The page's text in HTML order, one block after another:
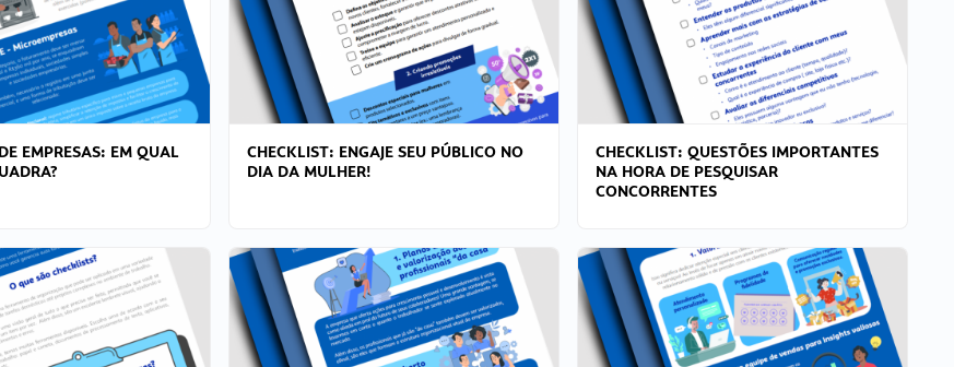
EMPRESAS: EM QUAL
CHECKLIST: ENGAJE SEU PÚBLICO NO
DIA DA MULHER!
CHECKLIST: QUESTÕES IMPORTANTES
NA HORA DE PESQUISAR
CONCORRENTES